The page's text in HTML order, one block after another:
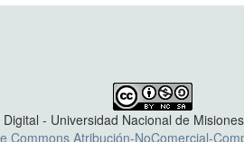
- Universidad Nacional de
Commons Atribución-NoComercial-